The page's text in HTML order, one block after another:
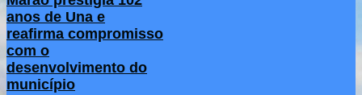
anos de Una e
reafirma compromisso
com o
desenvolvimento do
município